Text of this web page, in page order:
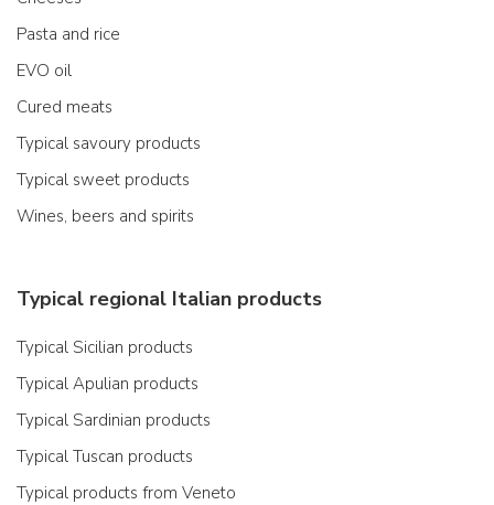
Pasta and rice
EVO oil
Cured meats
Typical savoury products
Typical sweet products
Wines, beers and spirits
Typical regional Italian products
Typical Sicilian products
Typical Apulian products
Typical Sardinian products
Typical Tuscan products
Typical products from Veneto